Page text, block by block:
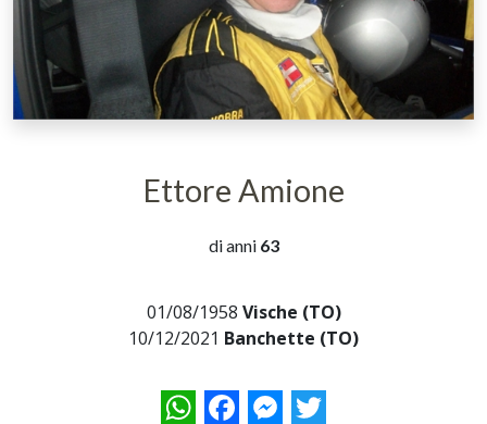
Ettore Amione
di anni 63
01/08/1958 Vische (TO)
10/12/2021 Banchette (TO)
WhatsAppFacebookMessenger
Twitter